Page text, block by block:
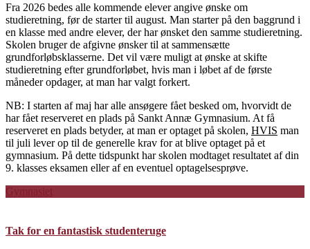
Fra 2026 bedes alle kommende elever angive ønske om
studieretning, før de starter til august. Man starter på den baggrund i
en klasse med andre elever, der har ønsket den samme studieretning.
Skolen bruger de afgivne ønsker til at sammensætte
grundforløbsklasserne. Det vil være muligt at ønske at skifte
studieretning efter grundforløbet, hvis man i løbet af de første
måneder opdager, at man har valgt forkert.
NB: I starten af maj har alle ansøgere fået besked om, hvorvidt de
har fået reserveret en plads på Sankt Annæ Gymnasium. At få
reserveret en plads betyder, at man er optaget på skolen, HVIS man
til juli lever op til de generelle krav for at blive optaget på et
gymnasium. På dette tidspunkt har skolen modtaget resultatet af din
9. klasses eksamen eller af en eventuel optagelsesprøve.
Tak for en fantastisk studenteruge